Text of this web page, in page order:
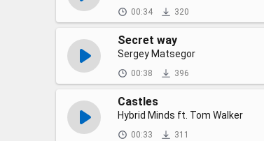
00:34 320
Secret way
Sergey Matsegor
00:38 396
Castles
Hybrid Minds ft. Tom Walker
00:33 311